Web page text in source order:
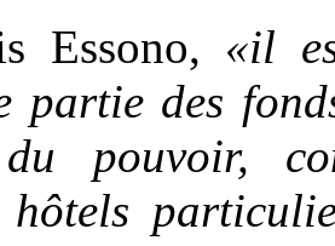
Essono, «il
partie des
du pouvoir,
hôtels